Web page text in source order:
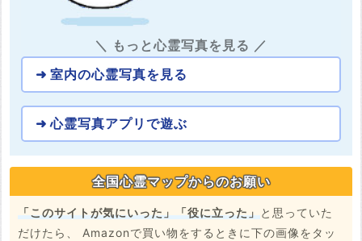
＼ もっと心霊写真を見る ／
室内の心霊写真を見る
心霊写真アプリで遊ぶ
全国心霊マップからのお願い
「このサイトが気にいった」「役に立った」と思っていた
だけたら、 Amazonで買い物をするときに下の画像をタッ